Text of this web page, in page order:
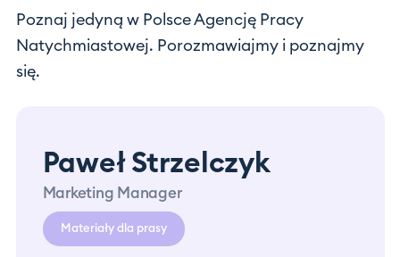
Poznaj jedyną w Polsce Agencję Pracy
Natychmiastowej. Porozmawiajmy i poznajmy
się.
Paweł Strzelczyk
Marketing Manager
Materiały dla prasy